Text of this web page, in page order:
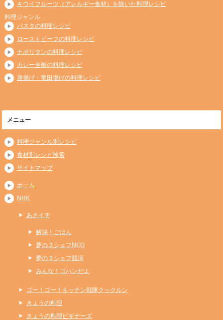
キウイフルーツ（アレルギー食材）を除いた料理レシピ
料理ジャンル
パスタの料理レシピ
ローストビーフの料理レシピ
ナポリタンの料理レシピ
カレー全般の料理レシピ
唐揚げ・竜田揚げの料理レシピ
メニュー
料理ジャンル別レシピ
食材別レシピ検索
サイトマップ
ホーム
NHK
あさイチ
解決！ごはん
夢の３シェフNEO
夢の３シェフ競演
みんな！ゴハンだよ
ゴー！ゴー！キッチン戦隊クックルン
きょうの料理
きょうの料理ビギナーズ